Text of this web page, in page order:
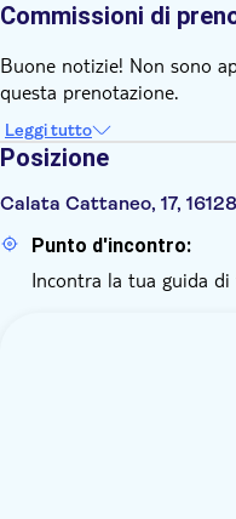
Commissioni di
Buone notizie! Non sono
questa prenotazione.
Leggi tutto
Posizione
Calata Cattaneo, 17,
Punto d'incontro:
Incontra la tua guida